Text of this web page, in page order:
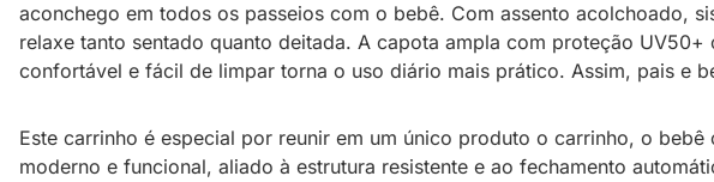
aconchego em todos os passeios com o bebê. Com assento acolchoado,
relaxe tanto sentado quanto deitada. A capota ampla com proteção
confortável e fácil de limpar torna o uso diário mais prático. Assim, pais e
Este carrinho é especial por reunir em um único produto o carrinho, o
moderno e funcional, aliado à estrutura resistente e ao fechamento